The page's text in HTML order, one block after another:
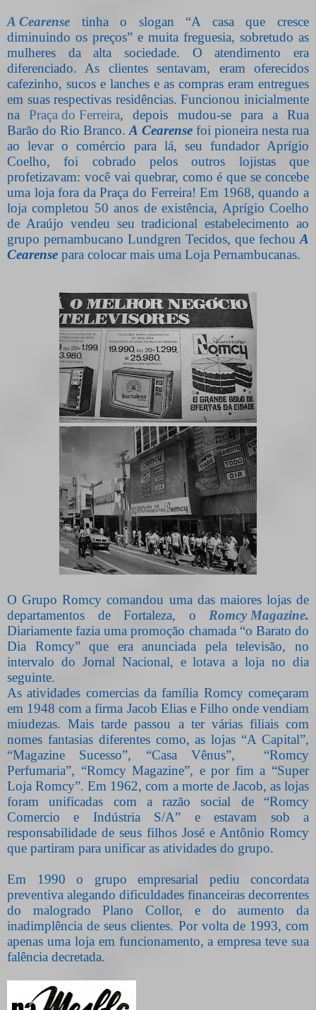
A Cearense tinha o slogan “A casa que cresce
diminuindo os preços” e muita freguesia, sobretudo as
mulheres da alta sociedade. O atendimento era
diferenciado. As clientes sentavam, eram oferecidos
cafezinho, sucos e lanches e as compras eram entregues
em suas respectivas residências. Funcionou inicialmente
naPraça do Ferreira, depois mudou-se para a Rua
Barão do Rio Branco.A Cearensefoi pioneira nesta rua
ao levar o comércio para lá, seu fundador Aprígio
Coelho, foi cobrado pelos outros lojistas que
profetizavam: você vai quebrar, como é que se concebe
uma loja fora da Praça do Ferreira! Em 1968, quando a
loja completou 50 anos de existência, Aprígio Coelho
de Araújo vendeu seu tradicional estabelecimento ao
grupo pernambucano Lundgren Tecidos, que fechou A
Cearense para colocar mais uma Loja Pernambucanas.
O Grupo Romcy comandou uma das maiores lojas de
departamentos de Fortaleza, o Romcy Magazine.
Diariamente fazia uma promoção chamada “o Barato do
Dia Romcy” que era anunciada pela televisão, no
intervalo do Jornal Nacional, e lotava a loja no dia
seguinte.
As atividades comercias da família Romcy começaram
em 1948 com a firma Jacob Elias e Filho onde vendiam
miudezas. Mais tarde passou a ter várias filiais com
nomes fantasias diferentes como, as lojas “A Capital”,
“Magazine Sucesso”, “Casa Vênus”,
“Romcy
Perfumaria”, “Romcy Magazine”, e por fim a “Super
Loja Romcy”. Em 1962, com a morte de Jacob, as lojas
foram unificadas com a razão social de “Romcy
Comercio e Indústria S/A” e estavam sob a
responsabilidade de seus filhos José e Antônio Romcy
que partiram para unificar as atividades do grupo.
Em 1990 o grupo empresarial pediu concordata
preventiva alegando dificuldades financeiras decorrentes
do malogrado Plano Collor, e do aumento da
inadimplência de seus clientes. Por volta de 1993, com
apenas uma loja em funcionamento, a empresa teve sua
falência decretada.